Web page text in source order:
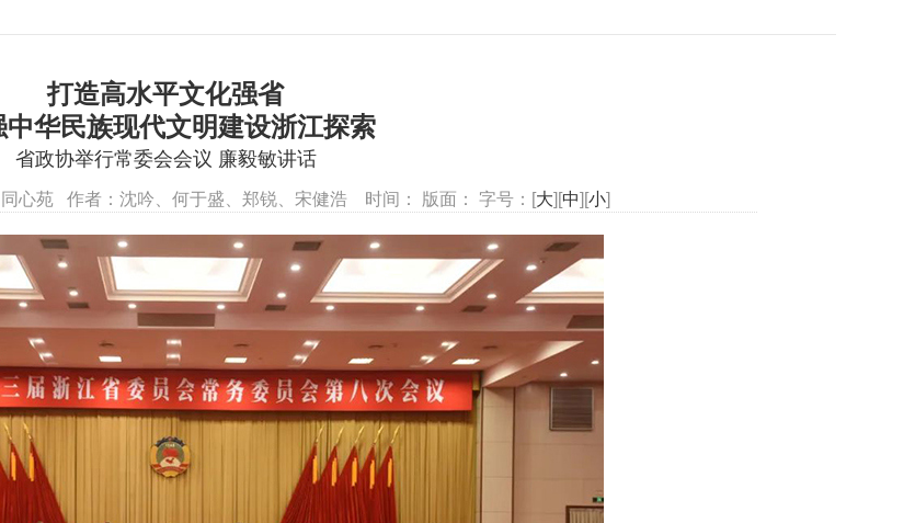
打造高水平文化强省
中华民族现代文明建设浙江探索
省政协举行常委会会议 廉毅敏讲话
心苑 作者：沈吟、何于盛、郑锐、宋健浩 时间： 版面： 字号：[大][中][小]